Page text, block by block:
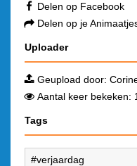
Delen op Facebook
Delen op je
Uploader
Geupload door:
Aantal keer bekeken:
Tags
verjaardag